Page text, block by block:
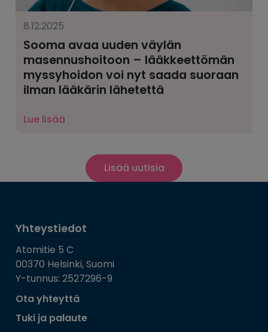
8.12.2025
Sooma avaa uuden väylän
masennushoitoon – lääkkeettömän
myssyhoidon voi nyt saada suoraan
ilman lääkärin lähetettä
Lue lisää
Lisää uutisia
Yhteystiedot
Atomitie 5 C
00370 Helsinki, Suomi
Y-tunnus: 2527296-9
Ota yhteyttä
Tuki ja palaute